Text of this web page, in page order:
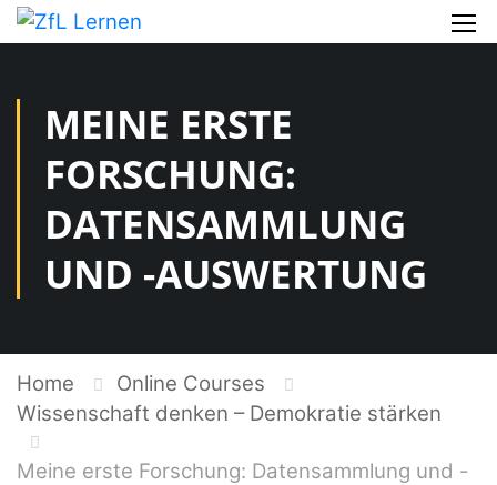
MEINE ERSTE
FORSCHUNG:
DATENSAMMLUNG
UND -AUSWERTUNG
Home
Online Courses
Wissenschaft denken – Demokratie stärken
Meine erste Forschung: Datensammlung und -